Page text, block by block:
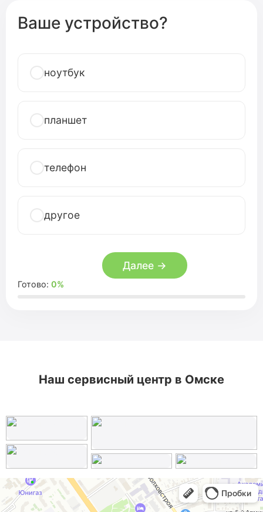
Ваше устройство?
ноутбук
планшет
телефон
другое
Готово: 0%
Далее →
Наш сервисный центр в Омске